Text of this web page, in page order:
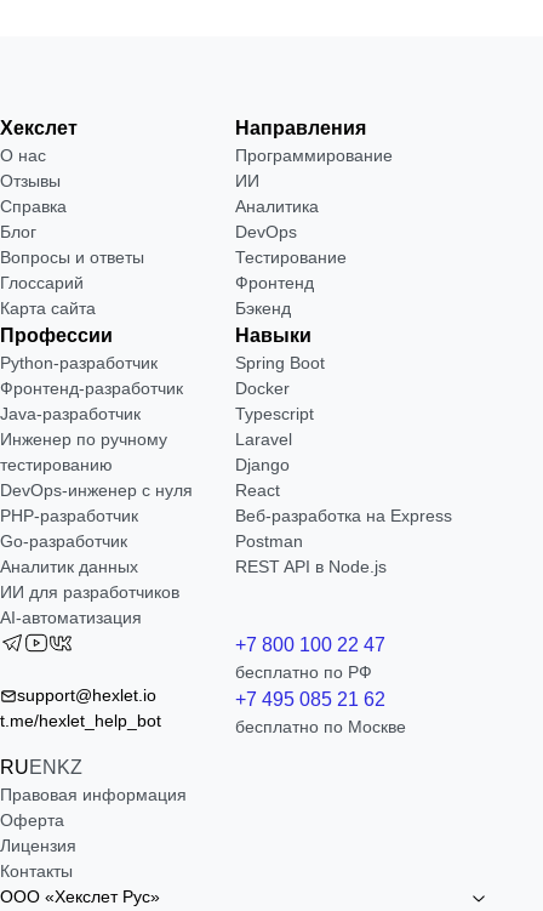
Хекслет
О нас
Отзывы
Справка
Блог
Вопросы и ответы
Глоссарий
Карта сайта
Направления
Программирование
ИИ
Аналитика
DevOps
Тестирование
Фронтенд
Бэкенд
Профессии
Python-разработчик
Фронтенд-разработчик
Java-разработчик
Инженер по ручному
тестированию
DevOps-инженер с нуля
РНР-разработчик
Go-разработчик
Аналитик данных
ИИ для разработчиков
AI-автоматизация
Навыки
Spring Boot
Docker
Typescript
Laravel
Django
React
Веб-разработка на Express
Postman
REST API в Node.js
support@hexlet.io
t.me/hexlet_help_bot
RUEN KZ
+7 800 100 22 47
бесплатно по РФ
+7 495 085 21 62
бесплатно по Москве
Правовая информация
Оферта
Лицензия
Контакты
ООО «Хекслет Рус»